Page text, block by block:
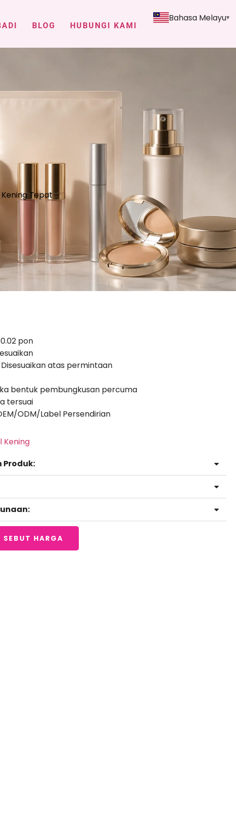
BLOG HUBUNGI KAMI
Bahasa Melayu
Tepat
pon
atas permintaan
bentuk pembungkusan percuma
tersuai
ODM/Label Persendirian
Kening
Produk:
HARGA